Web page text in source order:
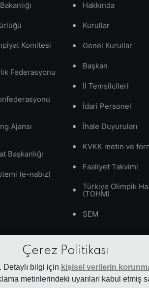
Çerez Politikası
bilgi için kişisel verilerin
metinlerindeki uyarıları kabul etmiş
Komitesi
Federasyonu
Ajansı
Başkanlığı
(e-nabız)
Hakkında
Kurullar
Genel Kurullar
Başkan
İl Temsilcileri
İdari Personel
İhale Duyuruları
KVKK metin ve
Faaliyet Takvimi
Türkiye Olimpik
(TOHM)
SEM